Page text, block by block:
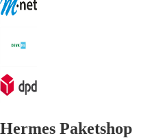
Hermes Paketshop